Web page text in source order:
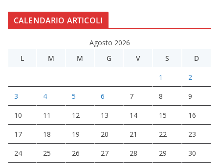
CALENDARIO ARTICOLI
Agosto 2026
L
M M G V S D
1 2
3 4 5 6 7 8 9
10 11 12 13 14 15 16
17 18 19 20 21 22 23
24 25 26 27 28 29 30